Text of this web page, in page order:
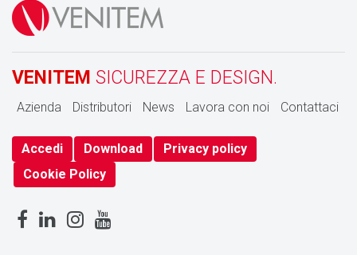
VENITEM SICUREZZA E DESIGN.
Azienda Distributori News Lavora con noi Contattaci
Accedi Download
Privacy policy
Cookie Policy